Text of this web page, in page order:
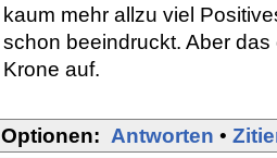
kaum mehr allzu viel
schon beeindruckt. Aber
Krone auf.
Optionen: Antworten •